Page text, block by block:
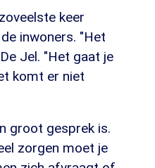
keer
inwoners. "Het
Jel. "Het gaat je
komt er niet
groot gesprek is.
zorgen moet je